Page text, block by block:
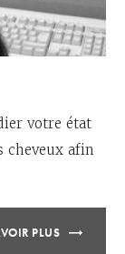
votre état
cheveux afin
PLUS